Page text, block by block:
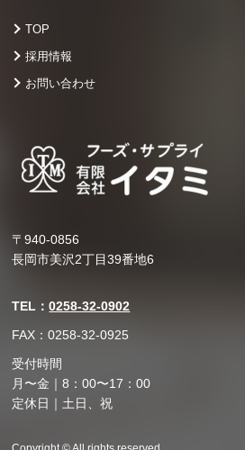
TOP
採用情報
お問い合わせ
〒940-0856
長岡市美沢2丁目39番地6
TEL：0258-32-0902
FAX：0258-32-0925
受付時間
月〜金｜8：00〜17：00
定休日｜土日、祝